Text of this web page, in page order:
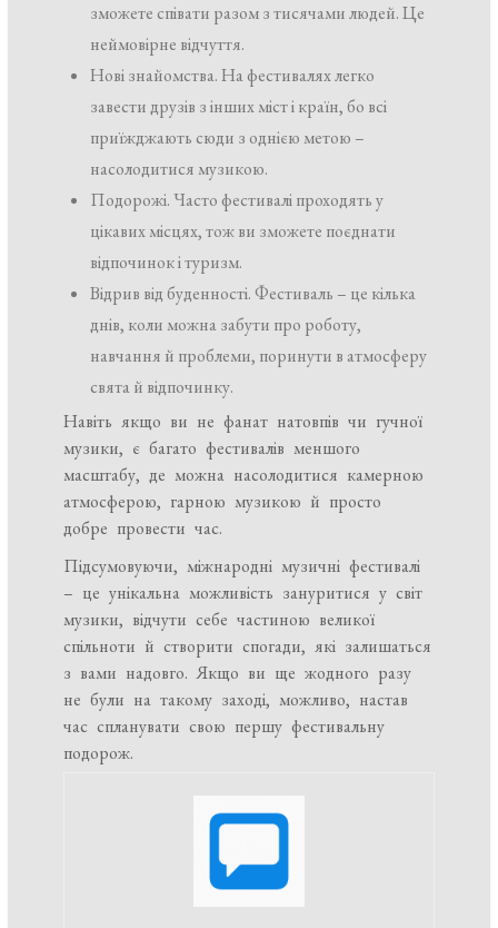
зможете співати разом з тисячами людей. Це
неймовірне відчуття.
Нові знайомства. На фестивалях легко
завести друзів з інших міст і країн, бо всі
приїжджають сюди з однією метою –
насолодитися музикою.
Подорожі. Часто фестивалі проходять у
цікавих місцях, тож ви зможете поєднати
відпочинок і туризм.
Відрив від буденності. Фестиваль – це кілька
днів, коли можна забути про роботу,
навчання й проблеми, поринути в атмосферу
свята й відпочинку.
Навіть якщо ви не фанат натовпів чи гучної
музики, є багато фестивалів меншого
масштабу, де можна насолодитися камерною
атмосферою, гарною музикою й просто
добре провести час.
Підсумовуючи, міжнародні музичні фестивалі
– це унікальна можливість зануритися у світ
музики, відчути себе частиною великої
спільноти й створити спогади, які залишаться
з вами надовго. Якщо ви ще жодного разу
не були на такому заході, можливо, настав
час спланувати свою першу фестивальну
подорож.